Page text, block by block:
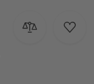
Zur Zur